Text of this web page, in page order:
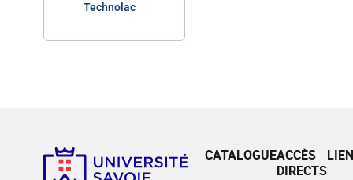
Technolac
CATALOGUEACCÈS
DIRECTS